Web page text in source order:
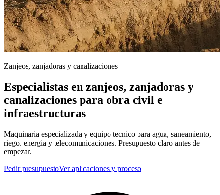
Zanjeos, zanjadoras y canalizaciones
Especialistas en zanjeos, zanjadoras y
canalizaciones para obra civil e
infraestructuras
Maquinaria especializada y equipo tecnico para agua, saneamiento,
riego, energia y telecomunicaciones. Presupuesto claro antes de
empezar.
Pedir presupuestoVer aplicaciones y proceso